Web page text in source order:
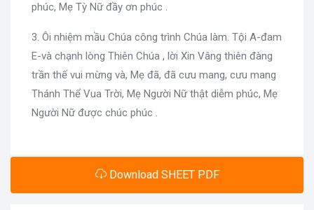
phúc, Mẹ Tỳ Nữ đầy ơn phúc .
3. Ôi nhiệm mầu Chúa công trình Chúa làm. Tội A-đam
E-và chạnh lòng Thiên Chúa , lời Xin Vâng thiên đàng
trần thế vui mừng và, Mẹ đã, đã cưu mang, cưu mang
Thánh Thể Vua Trời, Mẹ Người Nữ thật diễm phúc, Mẹ
Người Nữ được chúc phúc .
Download SHEET PDF